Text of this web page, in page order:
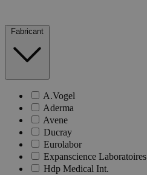
Fabricant
A.Vogel
Aderma
Avene
Ducray
Eurolabor
Expanscience Laboratoires
Hdp Medical Int.